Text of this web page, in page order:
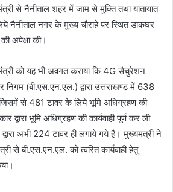
से नैनीताल शहर में जाम से मुक्ति तथा यातायात
नैनीताल नगर के मुख्य चौराहे पर स्थित डाकघर
अपेक्षा की।
को यह भी अवगत कराया कि 4G सैचुरेशन
निगम (बी.एस.एन.एल.) द्वारा उत्तराखण्ड में 638
से 481 टावर के लिये भूमि अधिग्रहण की
भूमि अधिग्रहण की कार्यवाही पूर्ण कर ली
अभी 224 टावर ही लगाये गये है। मुख्यमंत्री ने
से बी.एस.एन.एल. को त्वरित कार्यवाही हेतु